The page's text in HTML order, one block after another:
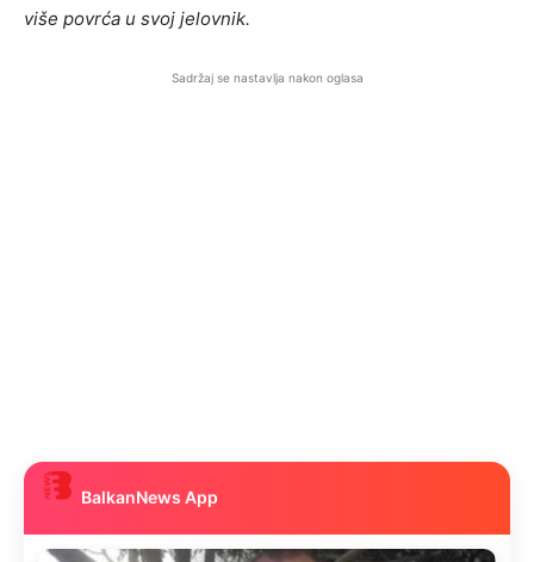
više povrća u svoj jelovnik.
Sadržaj se nastavlja nakon oglasa
BalkanNews App